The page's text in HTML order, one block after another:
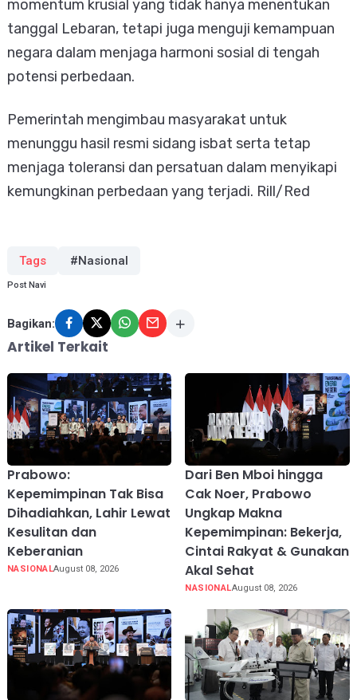
momentum krusial yang tidak hanya menentukan
tanggal Lebaran, tetapi juga menguji kemampuan
negara dalam menjaga harmoni sosial di tengah
potensi perbedaan.
Pemerintah mengimbau masyarakat untuk
menunggu hasil resmi sidang isbat serta tetap
menjaga toleransi dan persatuan dalam menyikapi
kemungkinan perbedaan yang terjadi. Rill/Red
Tags #Nasional
Post Navi
Bagikan:
Artikel Terkait
Prabowo:
Kepemimpinan Tak Bisa
Dihadiahkan, Lahir Lewat
Kesulitan dan
Keberanian
NASIONALAugust 08, 2026
Dari Ben Mboi hingga
Cak Noer, Prabowo
Ungkap Makna
Kepemimpinan: Bekerja,
Cintai Rakyat & Gunakan
Akal Sehat
NASIONALAugust 08, 2026